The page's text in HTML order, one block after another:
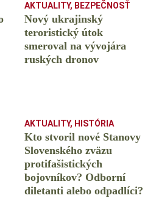
AKTUALITY, BEZPEČNOSŤ
Nový ukrajinský
teroristický útok
smeroval na vývojára
ruských dronov
AKTUALITY, HISTÓRIA
Kto stvoril nové Stanovy
Slovenského zväzu
protifašistických
bojovníkov? Odborní
diletanti alebo odpadlíci?